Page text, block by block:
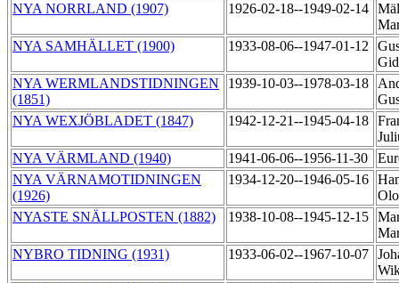
NYA NORRLAND (1907) 1926-02-18--1949-02-14
NYA SAMHÄLLET (1900)
1933-08-06--1947-01-12
NYA WERMLANDSTIDNINGEN
(1851)
1939-10-03--1978-03-18
NYA WEXJÖBLADET (1847)
1942-12-21--1945-04-18
NYA VÄRMLAND (1940)
1941-06-06--1956-11-30
NYA VÄRNAMOTIDNINGEN
(1926)
1934-12-20--1946-05-16
NYASTE SNÄLLPOSTEN (1882)
1938-10-08--1945-12-15
NYBRO TIDNING (1931)
1933-06-02--1967-10-07